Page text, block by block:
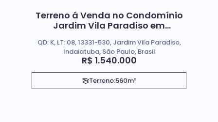
Terreno á Venda no Condomínio
Jardim Vila Paradiso em
R$ 1.540.000
QD: K, LT: 08, 13331-530, Jardim Vila Paradiso,
Indaiatuba, São Paulo, Brasil
Terreno:560m²